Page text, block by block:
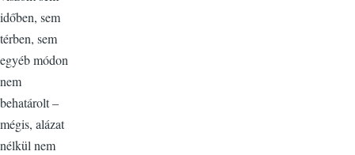
időben, sem
térben, sem
egyéb módon
nem
behatárolt –
mégis, alázat
nélkül nem